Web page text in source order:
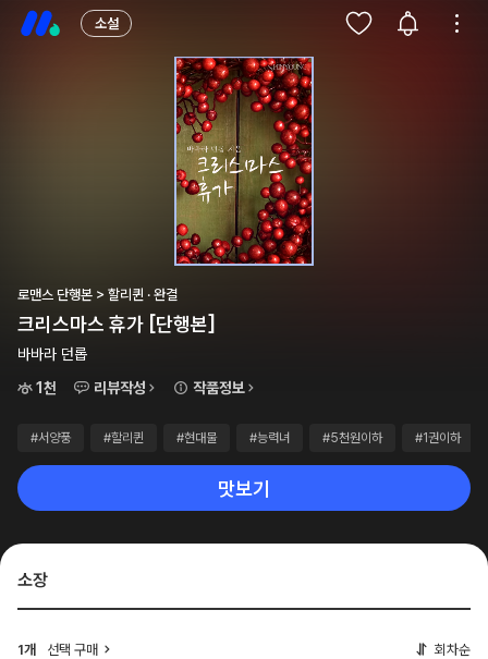
소설
로맨스 단행본 > 할리퀸 · 완결
크리스마스 휴가 [단행본]
바바라 던롭
1천
리뷰작성 작품정보
#서양풍 #할리퀸 #현대물 #능력녀 #5천원이하 #1권이하
맛보기
소장
1개 선택 구매 회차순